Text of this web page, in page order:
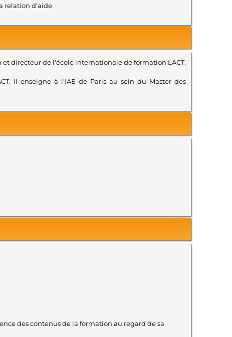
relation d’aide
directeur de l'école internationale de formation LACT.
Il enseigne à l'IAE de Paris au sein du Master des
des contenus de la formation au regard de sa